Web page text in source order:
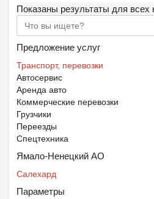
Показаны результаты для всех
Предложение услуг
Транспорт, перевозки
Автосервис
Аренда авто
Коммерческие перевозки
Грузчики
Переезды
Спецтехника
Ямало-Ненецкий АО
Салехард
Параметры